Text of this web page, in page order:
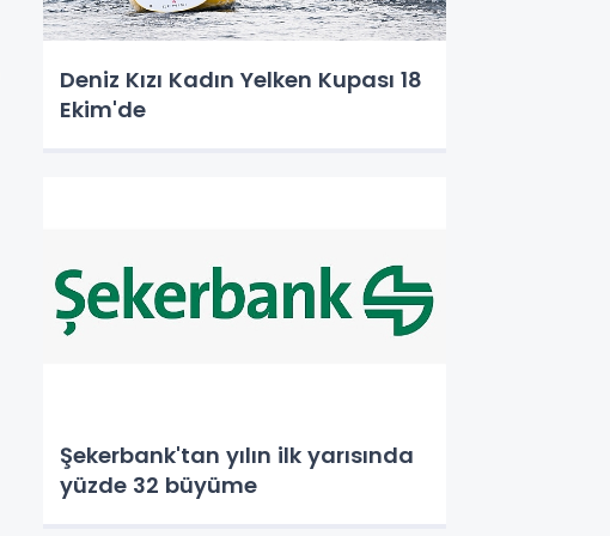
Deniz Kızı Kadın Yelken Kupası 18
Ekim'de
Şekerbank'tan yılın ilk yarısında
yüzde 32 büyüme